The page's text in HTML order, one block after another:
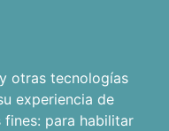
otras tecnologías
experiencia de
fines: para habilitar